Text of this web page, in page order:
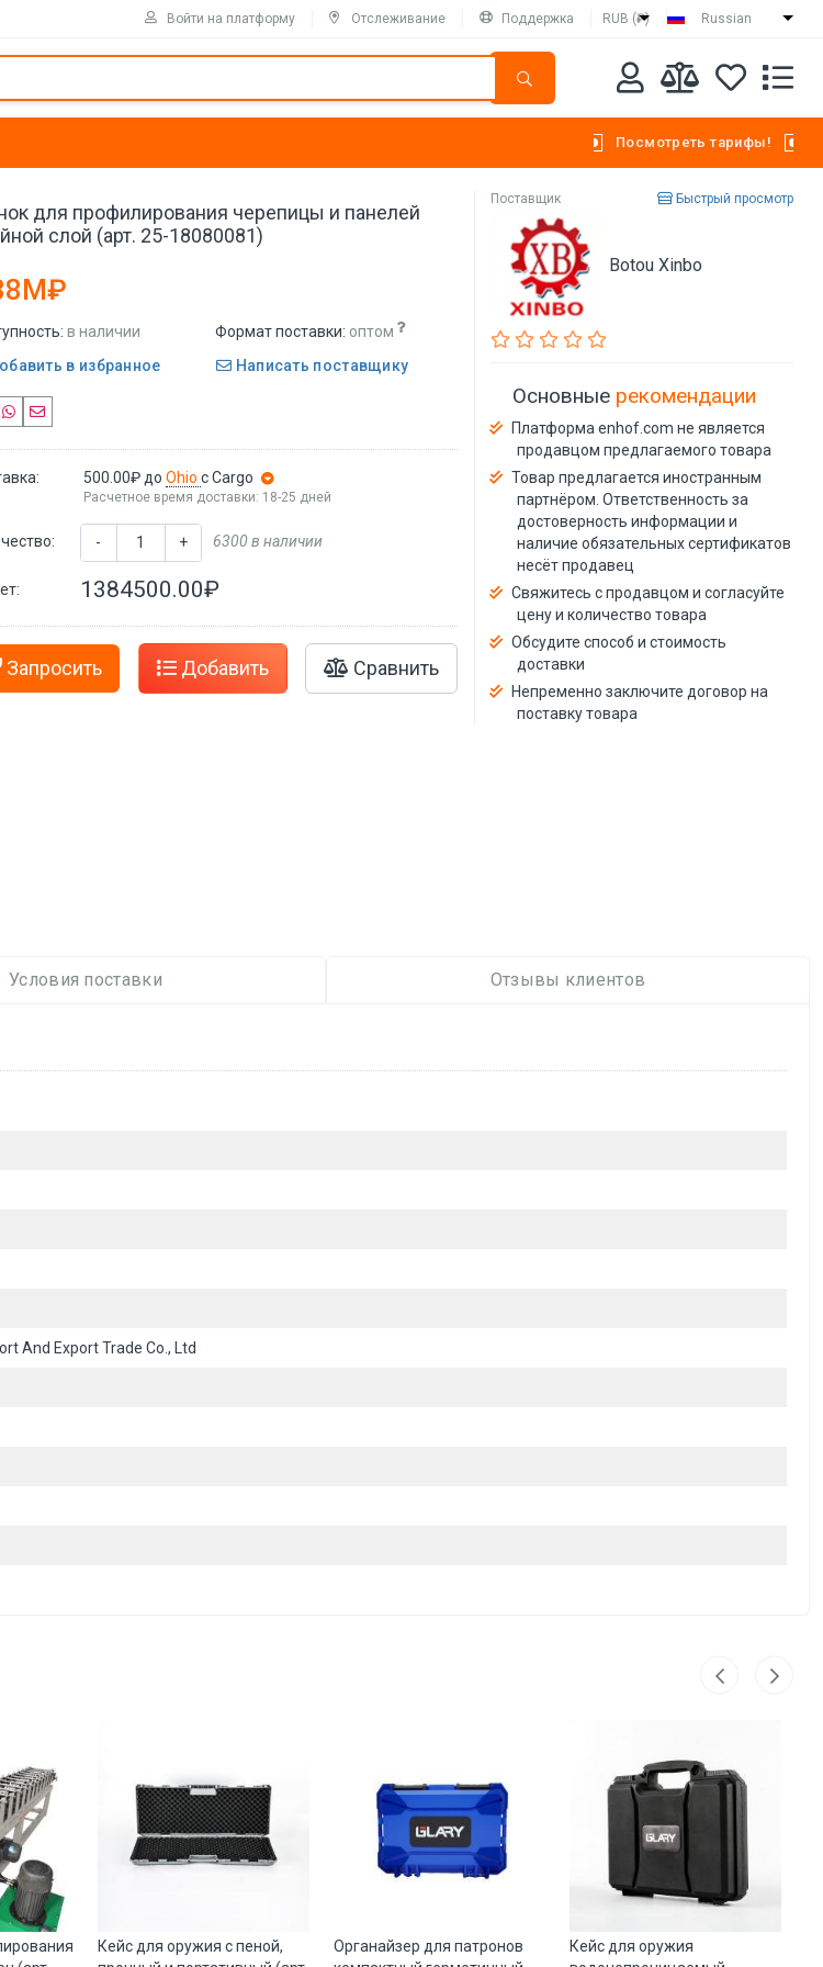
Войти на платформу Отслеживание Поддержка RUB (₽) Russian
Посмотреть тарифы!
для профилирования черепицы и панелей
слой (арт. 25-18080081)
в наличии Формат поставки: оптом
в избранное
Написать поставщику
500.00₽ доOhioс Cargo
Расчетное время доставки: 18-25 дней
- + 6300 в наличии
1384500.00₽
Запросить Добавить Сравнить
Поставщик Быстрый просмотр
Botou Xinbo
Основные рекомендации
Платформа enhof.com не является
продавцом предлагаемого товара
Товар предлагается иностранным
партнёром. Ответственность за
достоверность информации и
наличие обязательных сертификатов
несёт продавец
Свяжитесь с продавцом и согласуйте
цену и количество товара
Обсудите способ и стоимость
доставки
Непременно заключите договор на
поставку товара
Условия поставки Отзывы клиентов
And Export Trade Co., Ltd
Кейс для оружия с пеной,
Органайзер для патронов
Кейс для оружия